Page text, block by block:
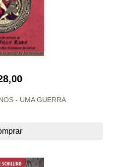
- UMA GUERRA